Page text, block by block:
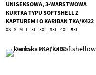
UNISEKSOWA, 3-WARSTWOWA
KURTKA TYPU SOFTSHELL Z
KAPTUREM I O KARIBAN TKA/K422
XS S M L XL XXL 3XL 4XL 5XL